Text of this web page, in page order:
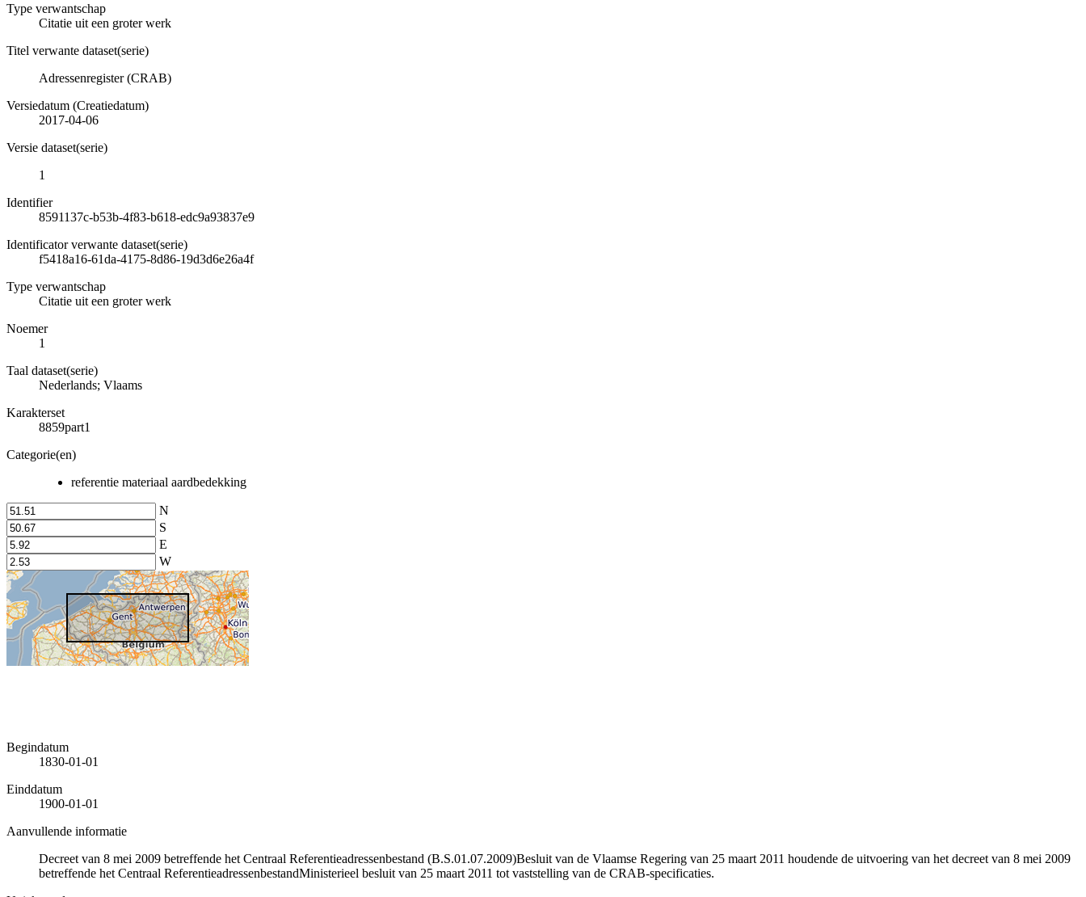
Type verwantschap
Citatie uit een groter werk
Titel verwante dataset(serie)
Adressenregister (CRAB)
Versiedatum (Creatiedatum)
2017-04-06
Versie dataset(serie)
1
Identifier
8591137c-b53b-4f83-b618-edc9a93837e9
Identificator verwante dataset(serie)
f5418a16-61da-4175-8d86-19d3d6e26a4f
Type verwantschap
Citatie uit een groter werk
Noemer
1
Taal dataset(serie)
Nederlands; Vlaams
Karakterset
8859part1
Categorie(en)
referentie materiaal aardbedekking
N
S
E
W
Begindatum
1830-01-01
Einddatum
1900-01-01
Aanvullende informatie
Decreet van 8 mei 2009 betreffende het Centraal Referentieadressenbestand (B.S.01.07.2009)Besluit van de Vlaamse Regering van 25 maart 2011 houdende de uitvoering van het decreet van 8 mei 2009
betreffende het Centraal ReferentieadressenbestandMinisterieel besluit van 25 maart 2011 tot vaststelling van de CRAB-specificaties.